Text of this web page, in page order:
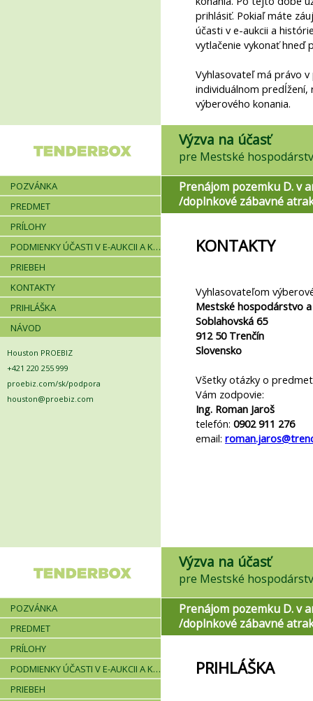
prihlásiť. Pokiaľ máte
účasti v e-aukcii a
vytlačenie vykonať hneď
Vyhlasovateľ má právo
individuálnom predĺžení,
výberového konania.
Výzva na účasť
pre Mestské
POZVÁNKA
PREDMET
PRÍLOHY
PODMIENKY ÚČASTI V E-AUKCII A KRITÉRIÁ
PRIEBEH
KONTAKTY
PRIHLÁŠKA
NÁVOD
Houston PROEBIZ
+421 220 255 999
proebiz.com/sk/podpora
houston@proebiz.com
Prenájom pozemku D. v
/doplnkové zábavné
KONTAKTY
Vyhlasovateľom
Mestské hospodárstvo
Soblahovská 65
912 50 Trenčín
Slovensko
Všetky otázky o
Vám zodpovie:
Ing. Roman Jaroš
telefón: 0902 911 276
email:
Výzva na účasť
pre Mestské
POZVÁNKA
PREDMET
PRÍLOHY
PODMIENKY ÚČASTI V E-AUKCII A KRITÉRIÁ
PRIEBEH
Prenájom pozemku D. v
/doplnkové zábavné
PRIHLÁŠKA